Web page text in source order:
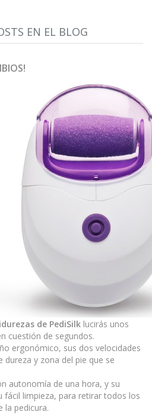
EN EL BLOG
de PediSilk lucirás unos
cuestión de segundos.
ergonómico, sus dos velocidades
y zona del pie que se
autonomía de una hora, y su
fácil limpieza, para retirar todos los
la pedicura.